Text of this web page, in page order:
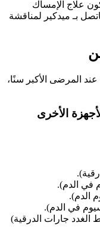
علاج الإمساك
بـ ميدكير لمناقشة
المرضى الأكبر سنًا،
الأخرى
في الدم).
الدم).
في الدم).
جارات الدرقية)